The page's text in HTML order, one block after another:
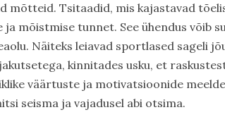
mõtteid. Tsitaadid, mis kajastavad
ja mõistmise tunnet. See ühendus võib
Näiteks leiavad sportlased sageli
kinnitades usku, et
väärtuste ja motivatsioonide
seisma ja vajadusel abi otsima.